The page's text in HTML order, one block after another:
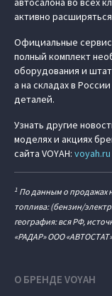
активно
Официальные
полный комплект
оборудования и
а на складах в
деталей.
Узнать другие
моделях и акциях
сайта VOYAH: voyah.ru
1 По данным о продажах
топлива: (бензин/
география: вся РФ,
«РАДАР» ООО
О БРЕНДЕ VOYAH